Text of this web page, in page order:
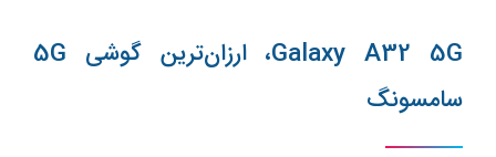
Galaxy A32 5G، ارزان‌ترین گوشی 5G
سامسونگ